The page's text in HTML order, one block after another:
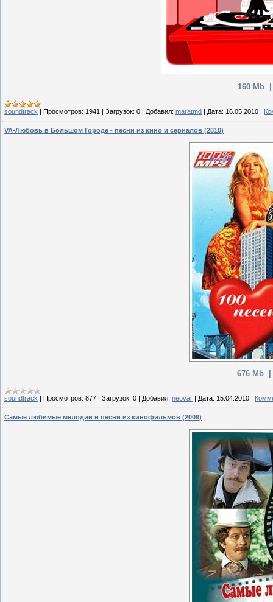
160 Mb
soundtrack | Просмотров: 1941 | Загрузок: 0 | Добавил: maratmd | Дата: 16.05.2010 |
VA-Любовь в Большом Городе - песни из кино и сериалов (2010)
676 Mb |
soundtrack | Просмотров: 877 | Загрузок: 0 | Добавил: neovar | Дата: 15.04.2010 |
Самые любимые мелодии и песни из кинофильмов (2009)